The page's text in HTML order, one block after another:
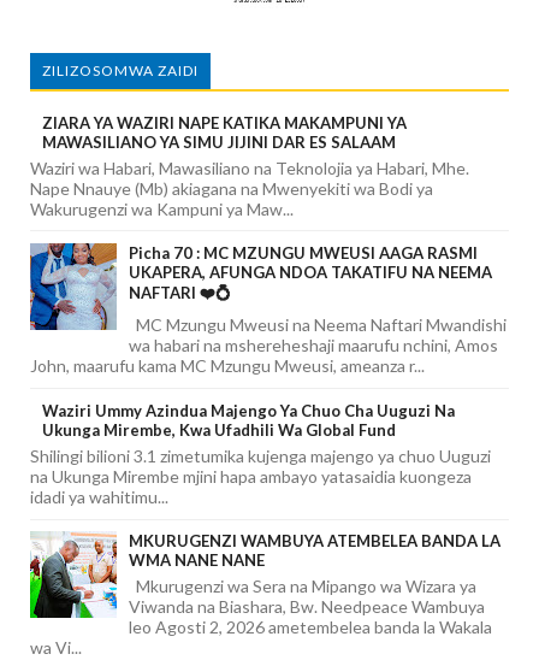
ZILIZOSOMWA ZAIDI
ZIARA YA WAZIRI NAPE KATIKA MAKAMPUNI YA
MAWASILIANO YA SIMU JIJINI DAR ES SALAAM
Waziri wa Habari, Mawasiliano na Teknolojia ya Habari, Mhe.
Nape Nnauye (Mb) akiagana na Mwenyekiti wa Bodi ya
Wakurugenzi wa Kampuni ya Maw...
Picha 70 : MC MZUNGU MWEUSI AAGA RASMI
UKAPERA, AFUNGA NDOA TAKATIFU NA NEEMA
NAFTARI ❤️💍
MC Mzungu Mweusi na Neema Naftari Mwandishi
wa habari na mshereheshaji maarufu nchini, Amos
John, maarufu kama MC Mzungu Mweusi, ameanza r...
Waziri Ummy Azindua Majengo Ya Chuo Cha Uuguzi Na
Ukunga Mirembe, Kwa Ufadhili Wa Global Fund
Shilingi bilioni 3.1 zimetumika kujenga majengo ya chuo Uuguzi
na Ukunga Mirembe mjini hapa ambayo yatasaidia kuongeza
idadi ya wahitimu...
MKURUGENZI WAMBUYA ATEMBELEA BANDA LA
WMA NANE NANE
Mkurugenzi wa Sera na Mipango wa Wizara ya
Viwanda na Biashara, Bw. Needpeace Wambuya
leo Agosti 2, 2026 ametembelea banda la Wakala
wa Vi...